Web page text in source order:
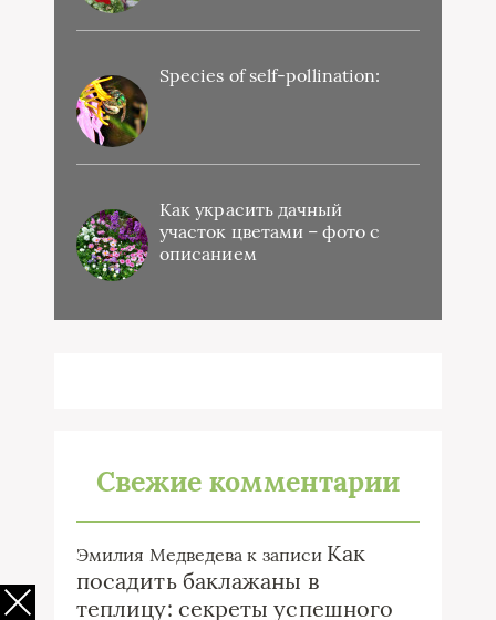
Species of self-pollination:
Как украсить дачный
участок цветами – фото с
описанием
Свежие комментарии
Эмилия Медведева к записи Как
посадить баклажаны в
теплицу: секреты успешного